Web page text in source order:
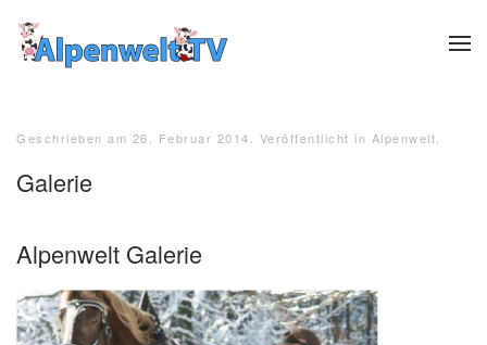
Zum Hauptinhalt springen
Geschrieben am 26. Februar 2014 . Veröffentlicht in Alpenwelt
Galerie
Alpenwelt Galerie